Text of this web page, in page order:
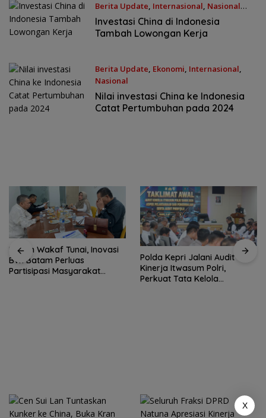
Berita Update, Internasional, Nasional
Jumat, 23/05/2025 - 4:55 WIB
Investasi China di Indonesia
Tambah Lowongan Kerja
Berita Update, Ekonomi, Internasional,
Nasional
Senin, 03/02/2025 - 1:26 WIB
Nilai investasi China ke Indonesia
Catat Pertumbuhan pada 2024
Kupon Wakaf Tunai, Inovasi
BWI Batam Perluas
Partisipasi Masyarakat
Polda Kepri Jalani Audit
Kinerja Itwasum Polri,
Perkuat Tata Kelola
X